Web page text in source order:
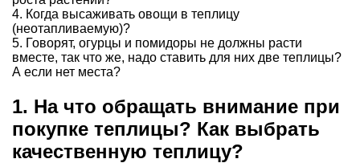
4. Когда высаживать овощи в теплицу
(неотапливаемую)?
5. Говорят, огурцы и помидоры не должны расти
вместе, так что же, надо ставить для них две теплицы?
А если нет места?
1. На что обращать внимание при
покупке теплицы? Как выбрать
качественную теплицу?